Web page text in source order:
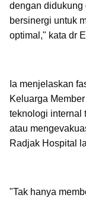
dengan didukung
bersinergi untuk
optimal," kata dr
Ia menjelaskan
Keluarga
teknologi internal
atau
Radjak Hospital
"Tak hanya